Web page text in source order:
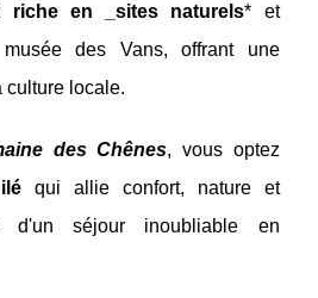
riche en _sites naturels* et
des Vans, offrant une
culture locale.
des Chênes, vous optez
qui allie confort, nature et
d'un séjour inoubliable en